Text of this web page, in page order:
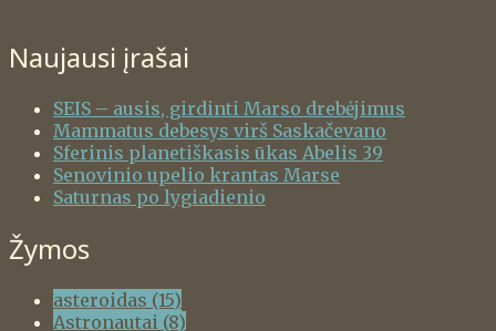
Naujausi įrašai
SEIS – ausis, girdinti Marso drebėjimus
Mammatus debesys virš Saskačevano
Sferinis planetiškasis ūkas Abelis 39
Senovinio upelio krantas Marse
Saturnas po lygiadienio
Žymos
asteroidas (15)
Astronautai (8)